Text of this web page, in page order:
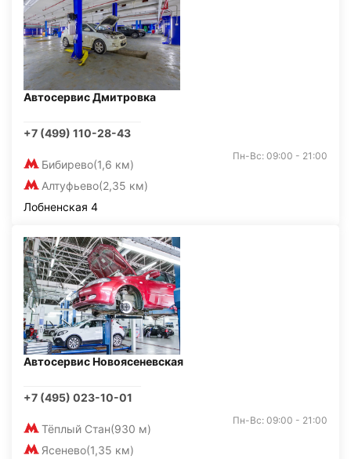
Автосервис Дмитровка
+7 (499) 110-28-43
Бибирево(1,6 км)
Алтуфьево(2,35 км)
Пн-Вс: 09:00 - 21:00
Лобненская 4
Автосервис Новоясеневская
+7 (495) 023-10-01
Тёплый Стан(930 м)
Ясенево(1,35 км)
Пн-Вс: 09:00 - 21:00